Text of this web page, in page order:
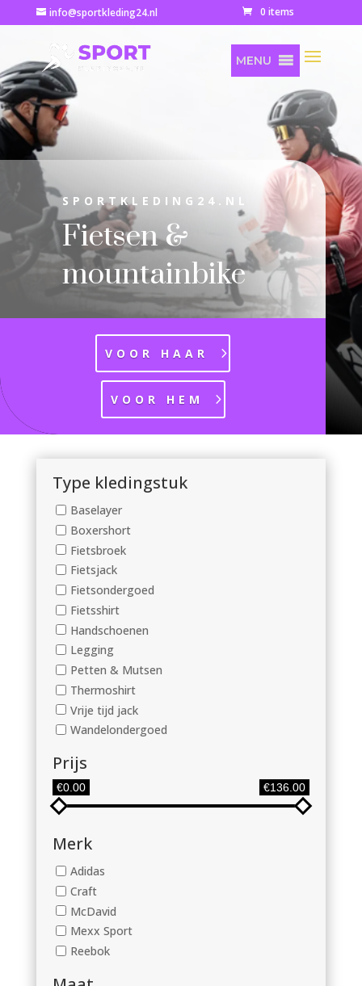
info@sportkleding24.nl 0 items
MENU
SPORTKLEDING24.NL
Fietsen &
mountainbike
VOOR HAAR
VOOR HEM
Type kledingstuk
Baselayer
Boxershort
Fietsbroek
Fietsjack
Fietsondergoed
Fietsshirt
Handschoenen
Legging
Petten & Mutsen
Thermoshirt
Vrije tijd jack
Wandelondergoed
Prijs
€0.00 €136.00
Merk
Adidas
Craft
McDavid
Mexx Sport
Reebok